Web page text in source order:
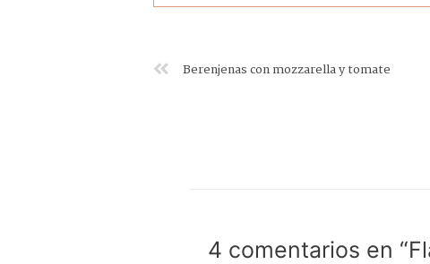
Berenjenas con mozzarella y tomate
4 comentarios en